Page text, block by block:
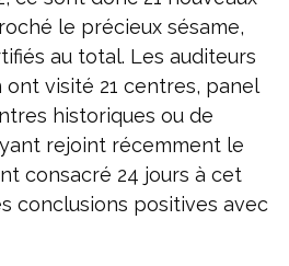
le précieux sésame,
au total. Les auditeurs
ont visité 21 centres, panel
historiques ou de
rejoint récemment le
consacré 24 jours à cet
conclusions positives avec